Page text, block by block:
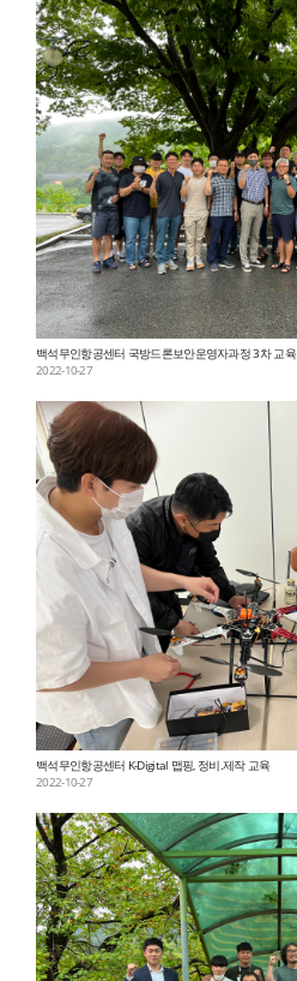
백석무인항공센터 국방드론보안운영자과정 3차 교육
2022-10-27
백석무인항공센터 K-Digital 맵핑, 정비․제작 교육
2022-10-27